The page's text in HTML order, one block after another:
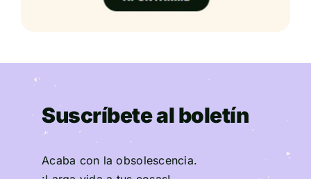
Suscríbete al boletín
Acaba con la obsolescencia.